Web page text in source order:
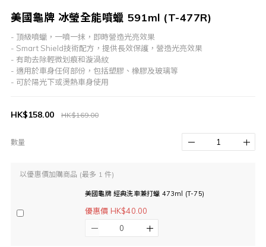
美國龜牌 冰瑩全能噴蠟 591ml (T-477R)
- 頂級噴蠟，一噴一抹，即時營造光亮效果
- Smart Shield技術配方，提供長效保護，營造光亮效果
- 有助去除輕微划痕和漩渦紋
- 適用於車身任何部份，包括塑膠、橡膠及玻璃等
- 可於陽光下或燙熱車身使用
HK$169.00
HK$158.00
數量
以優惠價加購商品 (最多 1 件)
美國龜牌 經典洗車兼打蠟 473ml (T-75)
優惠價 HK$40.00